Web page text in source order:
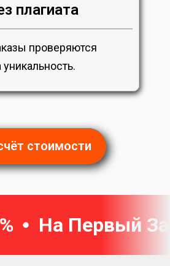
плагиата
проверяются
уникальность.
стоимости
На Первый